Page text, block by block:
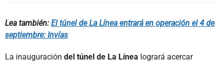
Lea también: El túnel de La Línea entrará en operación el 4 de
septiembre: Invías
La inauguración del túnel de La Línea logrará acercar